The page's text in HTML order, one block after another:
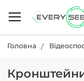
Головна